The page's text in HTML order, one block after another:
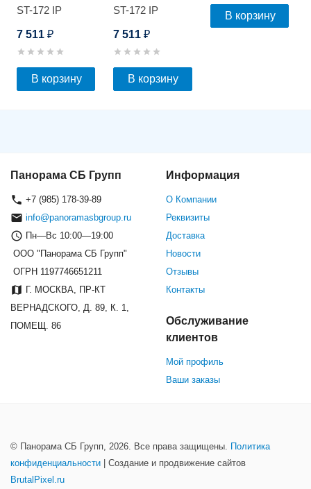
ST-172 IP
7 511 ₽
В корзину
ST-172 IP
7 511₽
В корзину
В корзину
Панорама СБ Групп
+7 (985) 178-39-89
info@panoramasbgroup.ru
Пн—Вс 10:00—19:00
ООО "Панорама СБ Групп"
ОГРН 1197746651211
Г. МОСКВА, ПР-КТ
ВЕРНАДСКОГО, Д. 89, К. 1,
ПОМЕЩ. 86
Информация
О Компании
Реквизиты
Доставка
Новости
Отзывы
Контакты
Обслуживание
клиентов
Мой профиль
Ваши заказы
© Панорама СБ Групп, 2026. Все права защищены.
Политика
конфиденциальности | Создание и продвижение сайтов
BrutalPixel.ru